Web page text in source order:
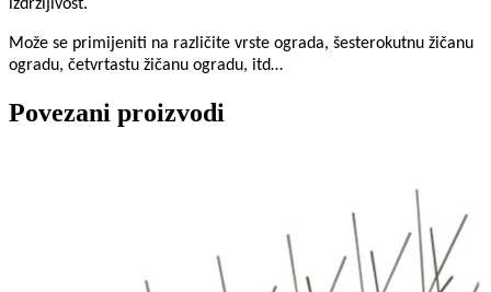
izdržljivost.
Može se primijeniti na različite vrste ograda, šesterokutnu žičanu
ogradu, četvrtastu žičanu ogradu, itd…
Povezani proizvodi